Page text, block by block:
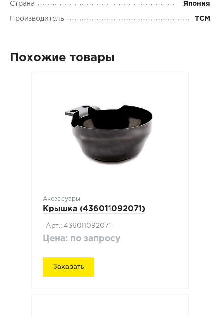
Страна Япония
Производитель TCM
Похожие товары
Аксессуары
Крышка (436011092071)
Арт.: 436011092071
Цена: по запросу
Заказать